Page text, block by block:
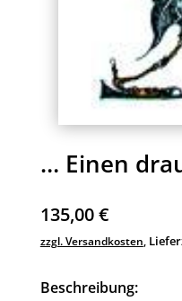
… Einen
135,00€
zzgl. Versandkosten,
Beschreibung: